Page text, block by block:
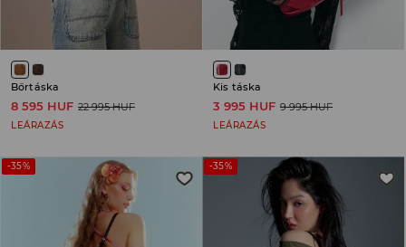
Bőrtáska
8 595 HUF 22 995 HUF
LEÁRAZÁS
Kis táska
3 995 HUF 9 995 HUF
LEÁRAZÁS
-35% -35%